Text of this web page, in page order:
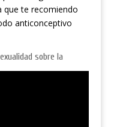
que te recomiendo
anticonceptivo
sobre la